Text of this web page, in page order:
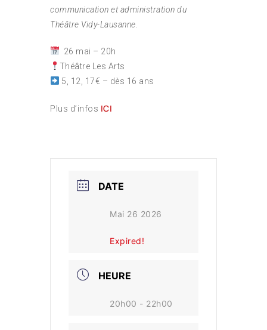
communication et administration du
Théâtre Vidy-Lausanne.
26 mai – 20h
Théâtre Les Arts
5, 12, 17€ – dès 16 ans
Plus d’infos ICI
DATE
Mai 26 2026
Expired!
HEURE
20h00 - 22h00